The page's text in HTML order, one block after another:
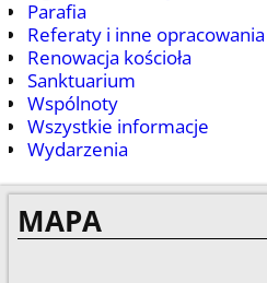
Parafia
Referaty i inne opracowania
Renowacja kościoła
Sanktuarium
Wspólnoty
Wszystkie informacje
Wydarzenia
MAPA